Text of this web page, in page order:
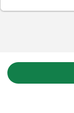
actividades, unos